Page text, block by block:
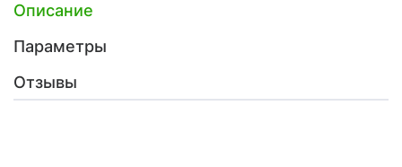
Описание
Параметры
Отзывы